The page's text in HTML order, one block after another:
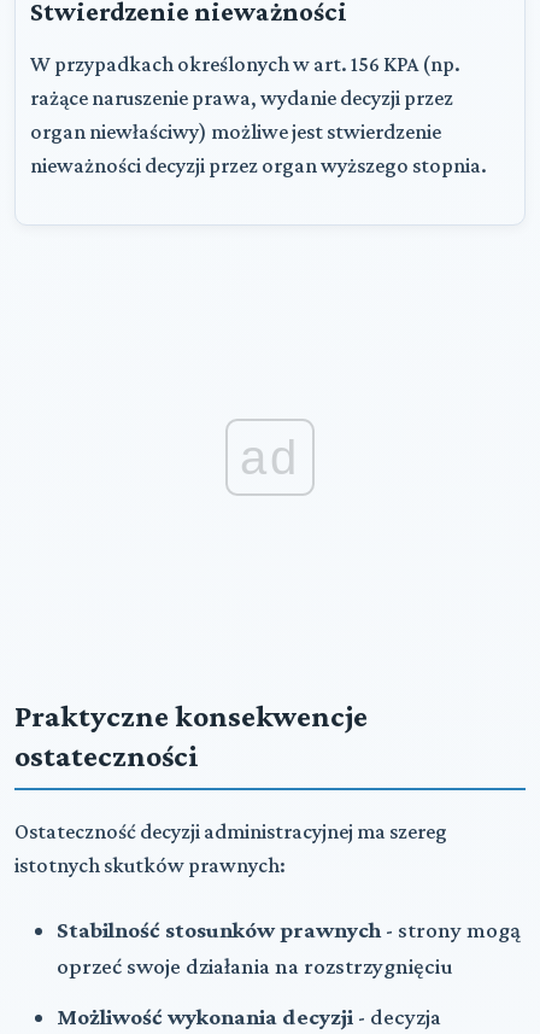
Stwierdzenie nieważności
W przypadkach określonych w art. 156 KPA (np.
rażące naruszenie prawa, wydanie decyzji przez
organ niewłaściwy) możliwe jest stwierdzenie
nieważności decyzji przez organ wyższego stopnia.
ad
Praktyczne konsekwencje
ostateczności
Ostateczność decyzji administracyjnej ma szereg
istotnych skutków prawnych:
Stabilność stosunków prawnych - strony mogą
oprzeć swoje działania na rozstrzygnięciu
Możliwość wykonania decyzji - decyzja